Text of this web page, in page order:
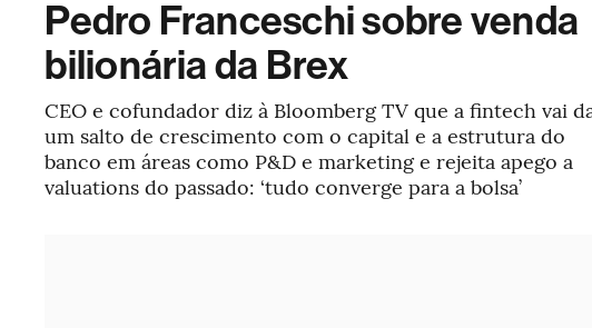
Pedro Franceschi sobre venda
bilionária da Brex
CEO e cofundador diz à Bloomberg TV que a fintech vai
um salto de crescimento com o capital e a estrutura do
banco em áreas como P&D e marketing e rejeita apego a
valuations do passado: ‘tudo converge para a bolsa’